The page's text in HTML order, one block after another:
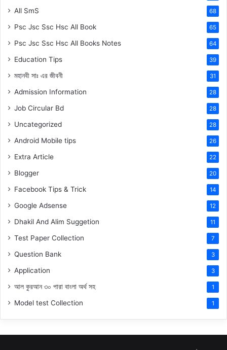
All SmS 68
Psc Jsc Ssc Hsc All Book 65
Psc Jsc Ssc Hsc All Books Notes 64
Education Tips 39
মহানবী সাঃ এর জীবনী 31
Admission Information 28
Job Circular Bd 28
Uncategorized 28
Android Mobile tips 26
Extra Article 22
Blogger 20
Facebook Tips & Trick 14
Google Adsense 12
Dhakil And Alim Suggetion 11
Test Paper Collection 7
Question Bank 3
Application 3
আল কুরআন ৩০ পারা বাংলা অর্থ সহ 1
Model test Collection 1